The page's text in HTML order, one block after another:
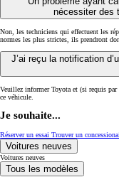
nécessiter des
Non, les techniciens qui effectuent les
normes les plus strictes, ils prendront
J’ai reçu la notification
Veuillez informer Toyota et (si requis
ce véhicule.
Je souhaite...
Réserver un essai Trouver un
Voitures neuves
Voitures neuves
Tous les modèles